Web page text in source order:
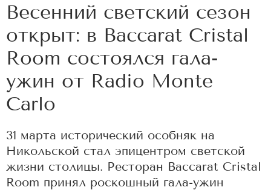
Весенний светский сезон
открыт: в Baccarat Cristal
Room состоялся гала-
ужин от Radio Monte
Carlo
31 марта исторический особняк на
Никольской стал эпицентром светской
жизни столицы. Ресторан Baccarat Cristal
Room принял роскошный гала-ужин